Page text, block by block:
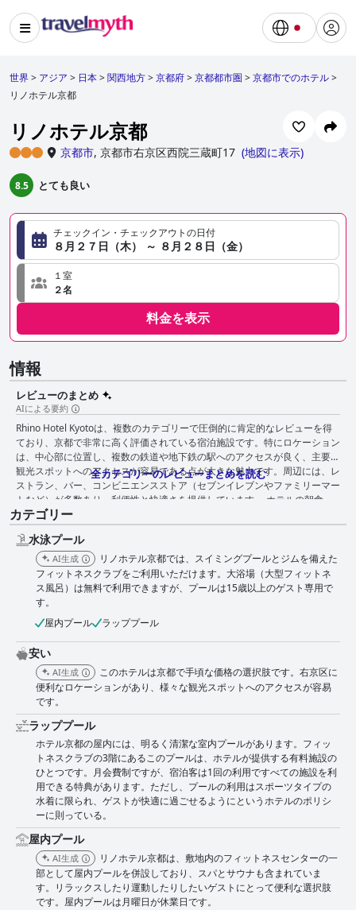
世界> アジア > 日本>関西地方>京都府>京都都市圏 >京都市でのホテル>
リノホテル京都
リノホテル京都
京都市, 京都市右京区西院三蔵町17 (地図に表示)
8.5 とても良い
チェックイン・チェックアウトの日付
８月２７日（木） ～ ８月２８日（金）
１室
２名
料金を表示
情報
レビューのまとめ
AIによる要約
Rhino Hotel Kyotoは、複数のカテゴリーで圧倒的に肯定的なレビューを得
ており、京都で非常に高く評価されている宿泊施設です。特にロケーション
は、中心部に位置し、複数の鉄道や地下鉄の駅へのアクセスが良く、主要な
観光スポットへのアクセスが容易である点が大きな魅力です。周辺には、レ
ストラン、バー、コンビニエンスストア（セブンイレブンやファミリーマー
トなど）が多数あり、利便性と快適さを提供しています。 ホテルの朝食
は、美味しく、700円という手頃な価格で好評ですが、より多くの種類と柔
軟な予約オプションが必要だという意見もあります。COVID-19のパンデミ
ックの間、和風弁当への切り替えは好評でした。 客室は、広さ、清潔さ、
快適さで高く評価されており、レジャーにも仕事にも適した最新の設備と家
具が備わっています。高品質の家具、優れた防音性、快適な読書用チェア、
機能的な照明が、豪華でありながら居心地の良い環境を作り出しています。
清潔さは際立った特徴であり、客室と共用エリアの両方が細心の注意を払っ
室清掃スタッフの勤勉な努力が賞賛されており、ホテル全体に快適な雰囲気
をもたらしています。 Rhino Hotel Kyotoのスタッフは、礼儀正しさ、気配
り、プロ意識で頻繁に評価されています。ゲストのニーズに対応し、優れた
サービスを提供する能力、特に英語での対応能力は、肯定的な体験をさらに
高めています。 ホテルのスパと大浴場は、清潔さ、利便性、追加料金なし
で利用できる点で高い評価を得ています。これらの施設は、ジムや手入れの
行き届いたスイミングプールとともに、滞在に大きな価値を付加し、観光の
1日の後にリラックスできる空間を提供しています。 駐車場は便利で柔軟性
があり、予約なしでいつでも入退出できます。駐車場係員による丁寧なサー
ビスは、わずかな駐車料金にもかかわらず、ゲストに高く評価されていま
す。 最後に、ベッドは快適さ、広さ、高品質の羽毛布団でしばしば賞賛さ
れており、静かな客室内で快適な夜の睡眠を保証します。ただし、小さめの
ベッドは2人には理想的ではないかもしれないという意見もありました。 要
約すると、Rhino Hotel Kyotoは、便利なロケーション、清潔で広々とした
客室、優れたスタッフ、リラックスできるスパ施設で高く評価されており、
京都で快適さとアクセスを求める旅行者にとって理想的な選択肢となってい
ます。
全カテゴリーのレビューまとめを読む
カテゴリー
水泳プール
AI生成
リノホテル京都では、スイミングプールとジムを備えた
フィットネスクラブをご利用いただけます。大浴場（大型フィットネ
ス風呂）は無料で利用できますが、プールは15歳以上のゲスト専用で
す。
屋内プール
ラッププール
安い
AI生成
このホテルは京都で手頃な価格の選択肢です。右京区に
便利なロケーションがあり、様々な観光スポットへのアクセスが容易
です。
ラッププール
ホテル京都の屋内には、明るく清潔な室内プールがあります。フィッ
トネスクラブの3階にあるこのプールは、ホテルが提供する有料施設の
ひとつです。月会費制ですが、宿泊客は1回の利用ですべての施設を利
用できる特典があります。ただし、プールの利用はスポーツタイプの
水着に限られ、ゲストが快適に過ごせるようにというホテルのポリシ
ーに則っている。
屋内プール
AI生成
リノホテル京都は、敷地内のフィットネスセンターの一
部として屋内プールを併設しており、スパとサウナも含まれていま
す。リラックスしたり運動したりしたいゲストにとって便利な選択肢
です。屋内プールは月曜日が休業日です。